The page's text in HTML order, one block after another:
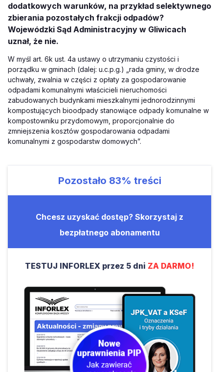
dodatkowych warunków, na przykład selektywnego
zbierania pozostałych frakcji odpadów?
Wojewódzki Sąd Administracyjny w Gliwicach
uznał, że nie.
W myśl art. 6k ust. 4a ustawy o utrzymaniu czystości i
porządku w gminach (dalej: u.c.p.g.) „rada gminy, w drodze
uchwały, zwalnia w części z opłaty za gospodarowanie
odpadami komunalnymi właścicieli nieruchomości
zabudowanych budynkami mieszkalnymi jednorodzinnymi
kompostujących bioodpady stanowiące odpady komunalne w
kompostowniku przydomowym, proporcjonalnie do
zmniejszenia kosztów gospodarowania odpadami
komunalnymi z gospodarstw domowych”.
Pozostało 83% treści
Chcesz uzyskać dostęp? Skorzystaj z
bezpłatnego abonamentu
TESTUJ INFORLEX przez 5 dni ZA DARMO!